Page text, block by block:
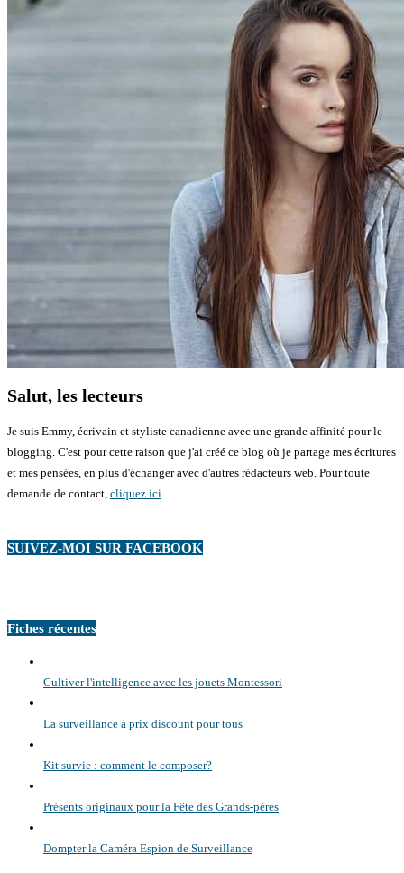
Salut, les lecteurs
Je suis Emmy, écrivain et styliste canadienne avec une grande affinité pour le
blogging. C'est pour cette raison que j'ai créé ce blog où je partage mes écritures
et mes pensées, en plus d'échanger avec d'autres rédacteurs web. Pour toute
demande de contact, cliquez ici.
SUIVEZ-MOI SUR FACEBOOK
Fiches récentes
Cultiver l'intelligence avec les jouets Montessori
La surveillance à prix discount pour tous
Kit survie : comment le composer?
Présents originaux pour la Fête des Grands-pères
Dompter la Caméra Espion de Surveillance